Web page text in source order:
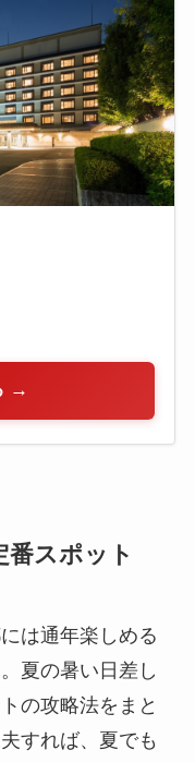
→
番スポット
は通年楽しめる
夏の暑い日差し
の攻略法をまと
すれば、夏でも